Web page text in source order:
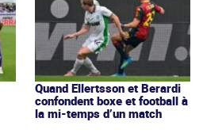
Quand Ellertsson et Berardi
confondent boxe et football à
la mi-temps d’un match